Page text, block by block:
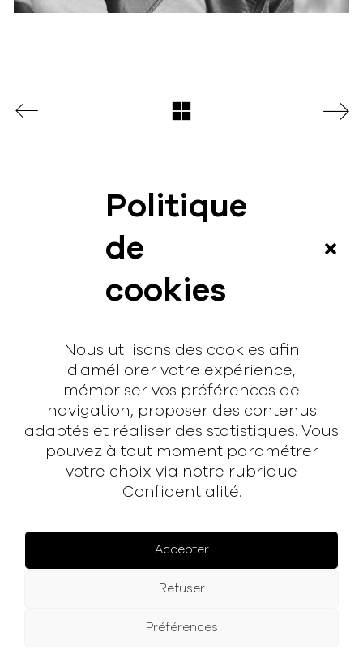
Politique
de
cookies
Nous utilisons des cookies afin
d'améliorer votre expérience,
mémoriser vos préférences de
navigation, proposer des contenus
adaptés et réaliser des statistiques. Vous
pouvez à tout moment paramétrer
votre choix via notre rubrique
Confidentialité.
Accepter
Refuser
Préférences
Interview
Contact
hello@rodmusic.fr
SubmitHub
Groover
À propos
Mentions légales